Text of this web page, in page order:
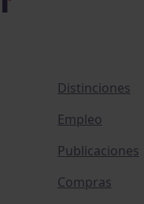
Distinciones
Empleo
Publicaciones
Compras